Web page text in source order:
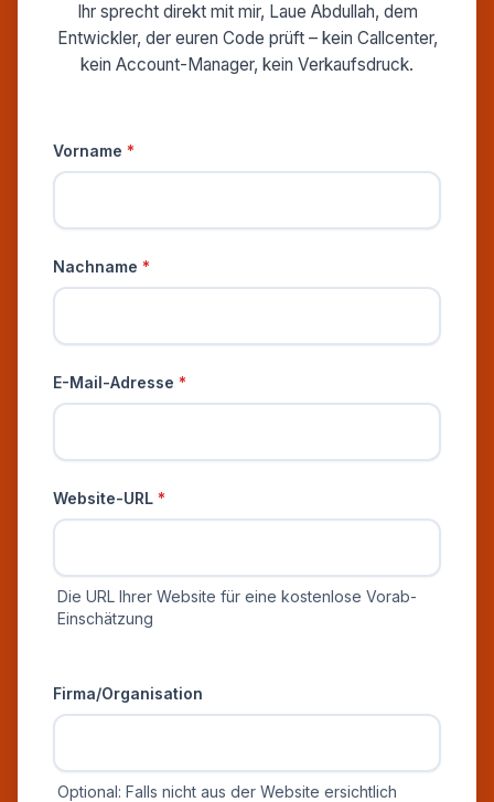
Ihr sprecht direkt mit mir, Laue Abdullah, dem
Entwickler, der euren Code prüft – kein Callcenter,
kein Account-Manager, kein Verkaufsdruck.
Vorname *
Nachname *
E-Mail-Adresse *
Website-URL *
Die URL Ihrer Website für eine kostenlose Vorab-
Einschätzung
Firma/Organisation
Optional: Falls nicht aus der Website ersichtlich